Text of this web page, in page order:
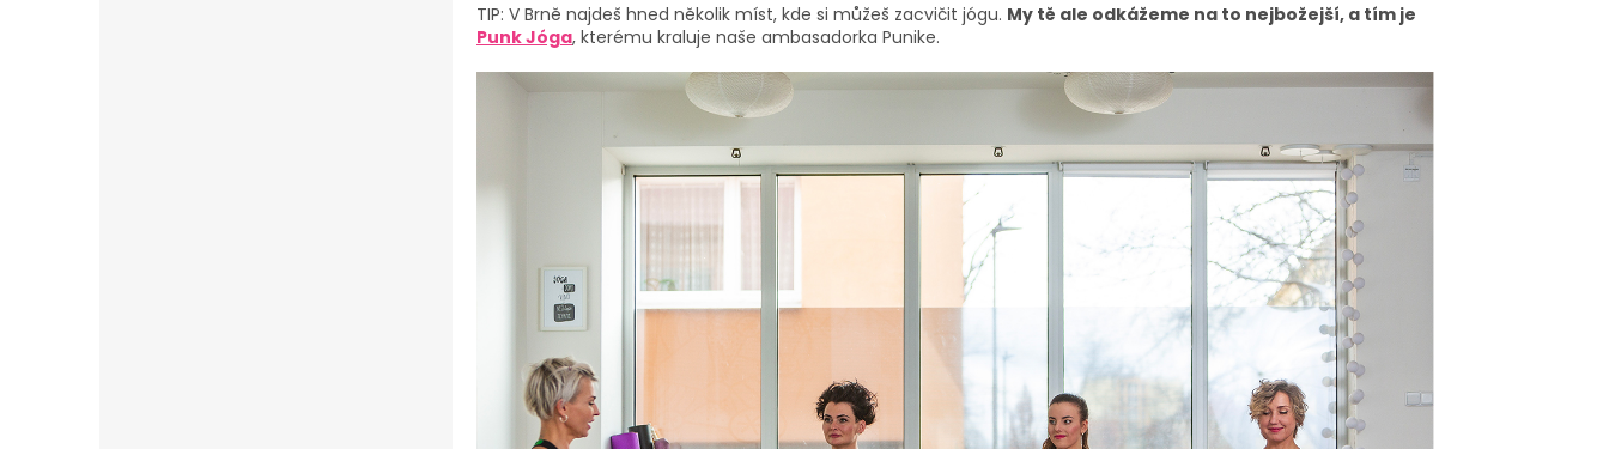
TIP: V Brně najdeš hned několik míst, kde si můžeš zacvičit jógu. My tě ale odkážeme na to nejbožejší, a tím je
Punk Jóga, kterému kraluje naše ambasadorka Punike.